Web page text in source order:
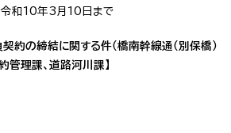
和10年3月10日まで
の締結に関する件（橋南幹線通（別保橋）
管理課、道路河川課】